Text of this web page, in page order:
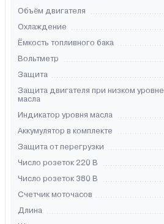
Объём двигателя
Охлаждение
Ёмкость топливного бака
Вольтметр
Защита
Защита двигателя при низком уровне
масла
Индикатор уровня масла
Аккумулятор в комплекте
Защита от перегрузки
Число розеток 220 В
Число розеток 380 В
Счетчик моточасов
Длина